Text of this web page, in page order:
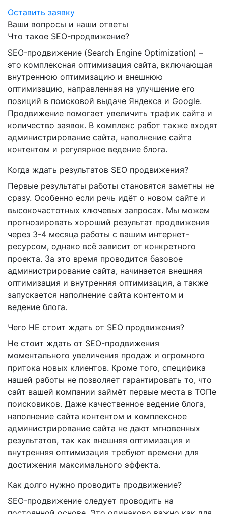
Оставить заявку
Ваши вопросы и наши ответы
Что такое SEO-продвижение?
SEO-продвижение (Search Engine Optimization) –
это комплексная оптимизация сайта, включающая
внутреннюю оптимизацию и внешнюю
оптимизацию, направленная на улучшение его
позиций в поисковой выдаче Яндекса и Google.
Продвижение помогает увеличить трафик сайта и
количество заявок. В комплекс работ также входят
администрирование сайта, наполнение сайта
контентом и регулярное ведение блога.
Когда ждать результатов SEO продвижения?
Первые результаты работы становятся заметны не
сразу. Особенно если речь идёт о новом сайте и
высокочастотных ключевых запросах. Мы можем
прогнозировать хороший результат продвижения
через 3-4 месяца работы с вашим интернет-
ресурсом, однако всё зависит от конкретного
проекта. За это время проводится базовое
администрирование сайта, начинается внешняя
оптимизация и внутренняя оптимизация, а также
запускается наполнение сайта контентом и
ведение блога.
Чего НЕ стоит ждать от SEO продвижения?
Не стоит ждать от SEO-продвижения
моментального увеличения продаж и огромного
притока новых клиентов. Кроме того, специфика
нашей работы не позволяет гарантировать то, что
сайт вашей компании займёт первые места в ТОПе
поисковиков. Даже качественное ведение блога,
наполнение сайта контентом и комплексное
администрирование сайта не дают мгновенных
результатов, так как внешняя оптимизация и
внутренняя оптимизация требуют времени для
достижения максимального эффекта.
Как долго нужно проводить продвижение?
SEO-продвижение следует проводить на